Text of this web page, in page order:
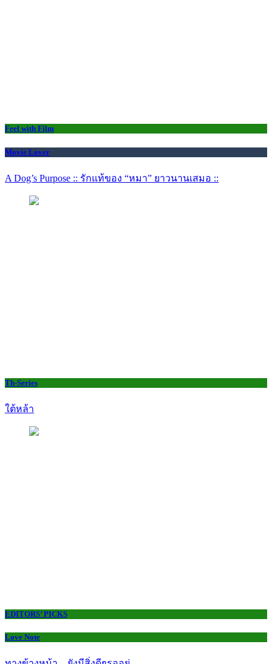
Feel with Film
Movie Lover
A Dog’s Purpose :: รักแท้ของ “หมา” ยาวนานเสมอ ::
Th-Series
ใต้หล้า
EDITORS’ PICKS
Love Note